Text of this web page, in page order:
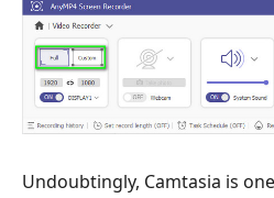
Undoubtingly, Camtasia is